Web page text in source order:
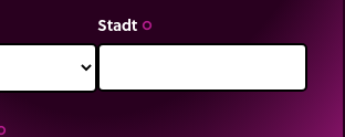
werden. In
Schreibweise 1,8 m (1,8 µm).
Proportionen sind in der
Stadt trip_origin